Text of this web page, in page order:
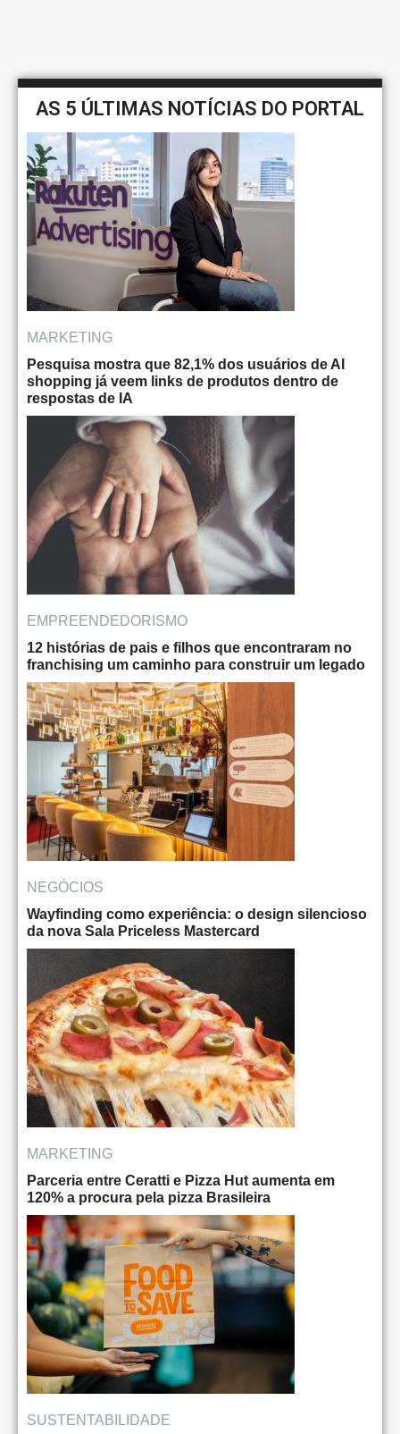
AS 5 ÚLTIMAS NOTÍCIAS DO PORTAL
MARKETING
Pesquisa mostra que 82,1% dos usuários de AI
shopping já veem links de produtos dentro de
respostas de IA
EMPREENDEDORISMO
12 histórias de pais e filhos que encontraram no
franchising um caminho para construir um legado
NEGÓCIOS
Wayfinding como experiência: o design silencioso
da nova Sala Priceless Mastercard
MARKETING
Parceria entre Ceratti e Pizza Hut aumenta em
120% a procura pela pizza Brasileira
SUSTENTABILIDADE